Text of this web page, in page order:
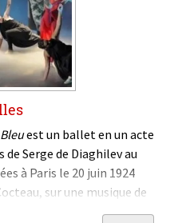
est un ballet en un acte
Serge de Diaghilev au
à Paris le 20 juin 1924
sur une musique de
de Bronislava